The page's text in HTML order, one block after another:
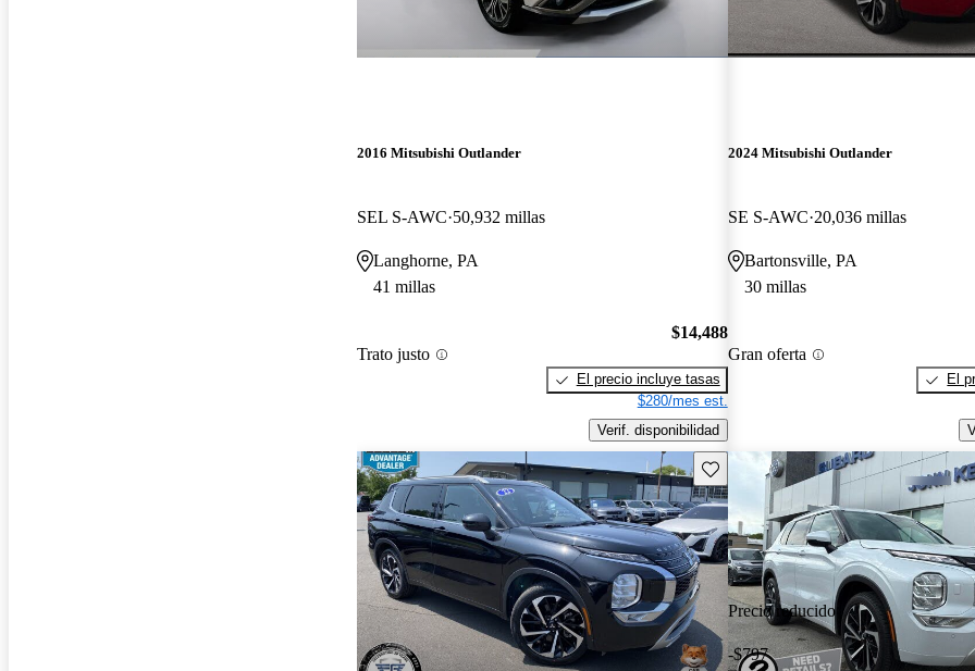
2016 Mitsubishi Outlander
SEL S-AWC 50,932 millas
Langhorne, PA
41 millas
Trato justo
$14,488
El precio incluye tasas
$280/mes est.
Verif. disponibilidad
2024 Mitsubishi Outlander
SE S-AWC 20,036 millas
Bartonsville, PA
30 millas
Gran oferta
El
Guarda este Aviso
Precio reducido
-$797